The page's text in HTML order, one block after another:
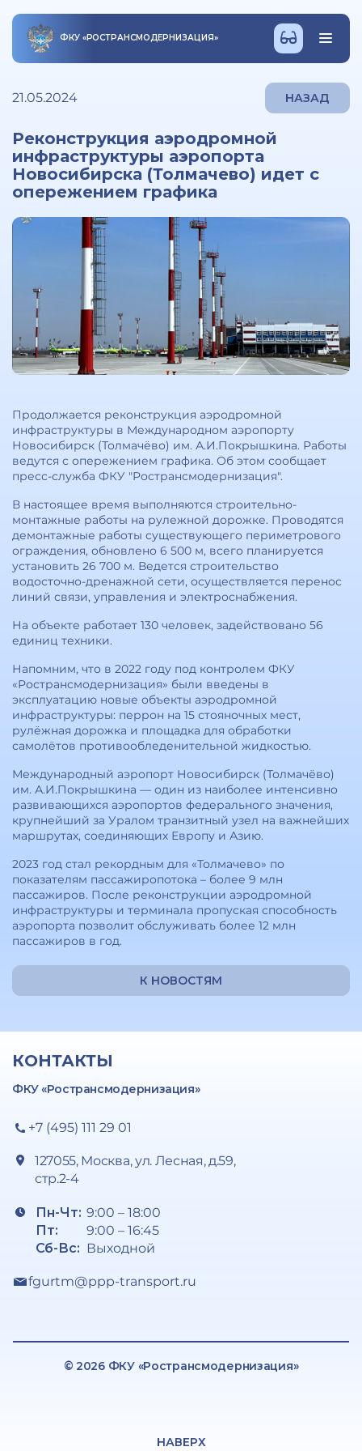
ФКУ «РОСТРАНСМОДЕРНИЗАЦИЯ»
21.05.2024 НАЗАД
Реконструкция аэродромной
инфраструктуры аэропорта
Новосибирска (Толмачево) идет с
опережением графика
Продолжается реконструкция аэродромной
инфраструктуры в Международном аэропорту
Новосибирск (Толмачёво) им. А.И.Покрышкина. Работы
ведутся с опережением графика. Об этом сообщает
пресс-служба ФКУ "Ространсмодернизация".
В настоящее время выполняются строительно-
монтажные работы на рулежной дорожке. Проводятся
демонтажные работы существующего периметрового
ограждения, обновлено 6 500 м, всего планируется
установить 26 700 м. Ведется строительство
водосточно-дренажной сети, осуществляется перенос
линий связи, управления и электроснабжения.
На объекте работает 130 человек, задействовано 56
единиц техники.
Напомним, что в 2022 году под контролем ФКУ
«Ространсмодернизация» были введены в
эксплуатацию новые объекты аэродромной
инфраструктуры: перрон на 15 стояночных мест,
рулёжная дорожка и площадка для обработки
самолётов противообледенительной жидкостью.
Международный аэропорт Новосибирск (Толмачёво)
им. А.И.Покрышкина — один из наиболее интенсивно
развивающихся аэропортов федерального значения,
крупнейший за Уралом транзитный узел на важнейших
маршрутах, соединяющих Европу и Азию.
2023 год стал рекордным для «Толмачево» по
показателям пассажиропотока – более 9 млн
пассажиров. После реконструкции аэродромной
инфраструктуры и терминала пропуская способность
аэропорта позволит обслуживать более 12 млн
пассажиров в год.
К НОВОСТЯМ
КОНТАКТЫ
ФКУ «Ространсмодернизация»
+7 (495) 111 29 01
127055, Москва, ул. Лесная, д.59,
стр.2-4
Пн-Чт:
Пт:
Сб-Вс:
9:00 – 18:00
9:00 – 16:45
Выходной
fgurtm@ppp-transport.ru
© 2026 ФКУ «Ространсмодернизация»
НАВЕРХ